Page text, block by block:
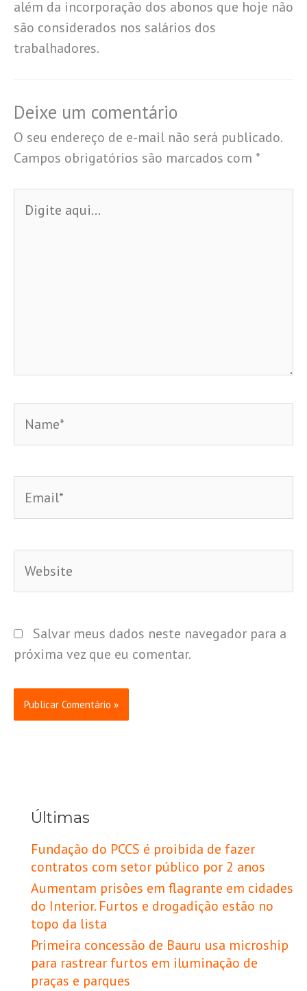
além da incorporação dos abonos que hoje não
são considerados nos salários dos
trabalhadores.
Deixe um comentário
O seu endereço de e-mail não será publicado.
Campos obrigatórios são marcados com *
aqui...
Salvar meus dados neste navegador para a
próxima vez que eu comentar.
Últimas
Fundação do PCCS é proibida de fazer
contratos com setor público por 2 anos
Aumentam prisões em flagrante em cidades
do Interior. Furtos e drogadição estão no
topo da lista
Primeira concessão de Bauru usa microship
para rastrear furtos em iluminação de
praças e parques